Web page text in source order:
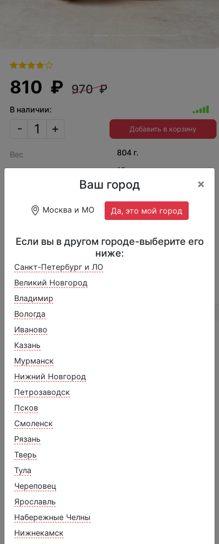
Ваш город ×
Москва и МО Да, это мой город
Если вы в другом городе-выберите его
ниже:
Санкт-Петербург и ЛО
Великий Новгород
Владимир
Вологда
Иваново
Казань
Мурманск
Нижний Новгород
Петрозаводск
Псков
Смоленск
Рязань
Тверь
Тула
Череповец
Ярославль
Набережные Челны
Нижнекамск
810 ₽ 970 ₽
В наличии:
- + Добавить в корзину
Вес
804 г.
12
Россия
Артикул
крем-чиз с начинкой
ОПИСАНИЕ
Донат глазированный Ягодный
микс с ягодной начинкой